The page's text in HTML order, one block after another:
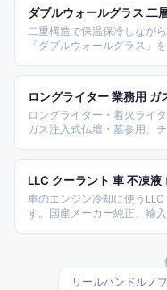
ダブルウォールグラス 二
二重構造で保温保冷しなが
「ダブルウォールグラス」
却ジェル入りまで網羅した
ロングライター 業務用 ガ
ロングライター・着火ライ
ガス注入式仏壇・墓参用、
LLC クーラント 車 不凍液
車のエンジン冷却に使う
す。国産メーカー純正、輸
リールハンドルノ